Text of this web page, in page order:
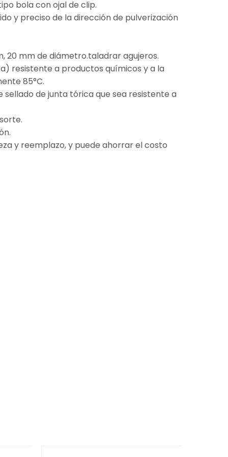
bola con ojal de clip.
y preciso de la dirección de pulverización
20 mm de diámetro.taladrar agujeros.
resistente a productos químicos y a la
85°C.
de junta tórica que sea resistente a
y reemplazo, y puede ahorrar el costo